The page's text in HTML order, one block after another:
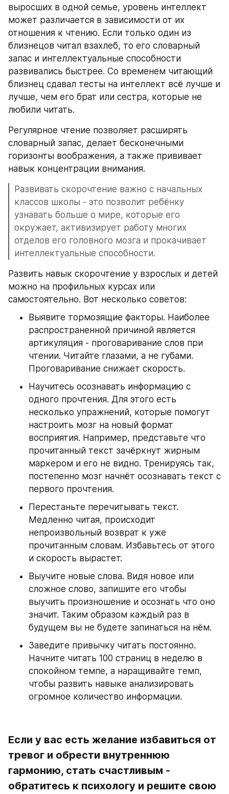
выросших в одной семье, уровень интеллект
может различается в зависимости от их
отношения к чтению. Если только один из
близнецов читал взахлеб, то его словарный
запас и интеллектуальные способности
развивались быстрее. Со временем читающий
близнец сдавал тесты на интеллект всё лучше и
лучше, чем его брат или сестра, которые не
любили читать.
Регулярное чтение позволяет расширять
словарный запас, делает бесконечными
горизонты воображения, а также прививает
навык концентрации внимания.
Развивать скорочтение важно с начальных
классов школы - это позволит ребёнку
узнавать больше о мире, которые его
окружает, активизирует работу многих
отделов его головного мозга и прокачивает
интеллектуальные способности.
Развить навык скорочтение у взрослых и детей
можно на профильных курсах или
самостоятельно. Вот несколько советов:
Выявите тормозящие факторы. Наиболее
распространенной причиной является
артикуляция - проговаривание слов при
чтении. Читайте глазами, а не губами.
Проговаривание снижает скорость.
Научитесь осознавать информацию с
одного прочтения. Для этого есть
несколько упражнений, которые помогут
настроить мозг на новый формат
восприятия. Например, представьте что
прочитанный текст зачёркнут жирным
маркером и его не видно. Тренируясь так,
постепенно мозг начнёт осознавать текст с
первого прочтения.
Перестаньте перечитывать текст.
Медленно читая, происходит
непроизвольный возврат к уже
прочитанным словам. Избавьтесь от этого
и скорость вырастет.
Выучите новые слова. Видя новое или
сложное слово, запишите его чтобы
выучить произношение и осознать что оно
значит. Таким образом каждый раз в
будущем вы не будете запинаться на нём.
Заведите привычку читать постоянно.
Начните читать 100 страниц в неделю в
спокойном темпе, а наращивайте темп,
чтобы развить навыке анализировать
огромное количество информации.
Если у вас есть желание избавиться от
тревог и обрести внутреннюю
гармонию, стать счастливым -
обратитесь к психологу и решите свою